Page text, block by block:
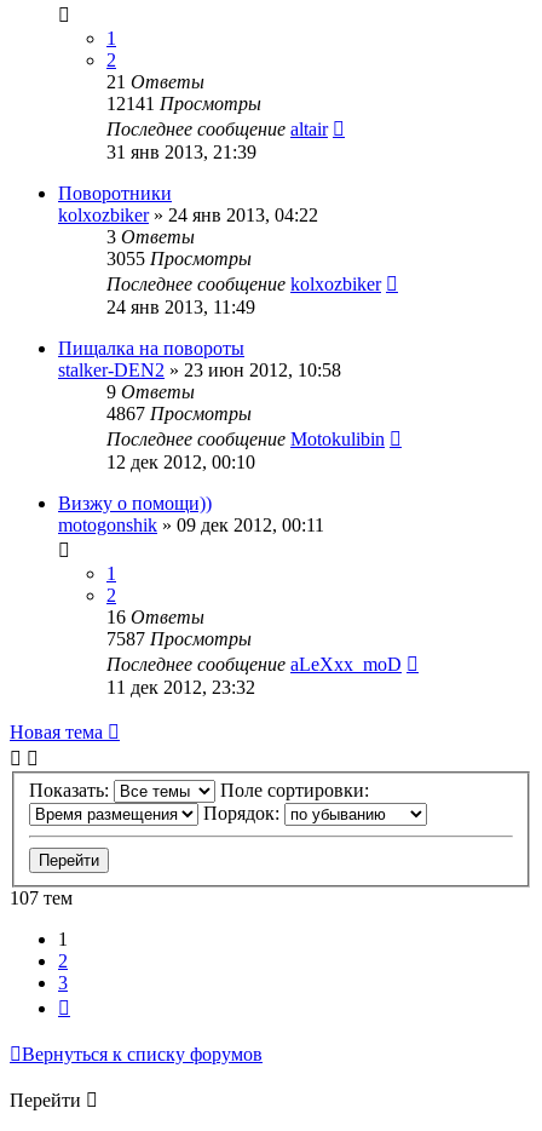
1
2
21 Ответы
12141 Просмотры
Последнее сообщение altair
31 янв 2013, 21:39
Поворотники
kolxozbiker» 24 янв 2013, 04:22
3 Ответы
3055 Просмотры
Последнее сообщение kolxozbiker
24 янв 2013, 11:49
Пищалка на повороты
stalker-DEN2 » 23 июн 2012, 10:58
9 Ответы
4867 Просмотры
Последнее сообщение Motokulibin
12 дек 2012, 00:10
Визжу о помощи))
motogonshik » 09 дек 2012, 00:11
1
2
16 Ответы
7587 Просмотры
Последнее сообщение aLeXxx_moD
11 дек 2012, 23:32
Новая тема
Показать:
Поле сортировки:
Порядок:
107 тем
1
2
3
Вернуться к списку форумов
Перейти